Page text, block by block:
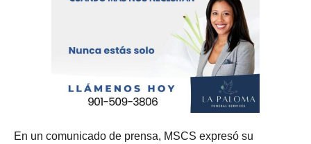
En un comunicado de prensa, MSCS expresó su